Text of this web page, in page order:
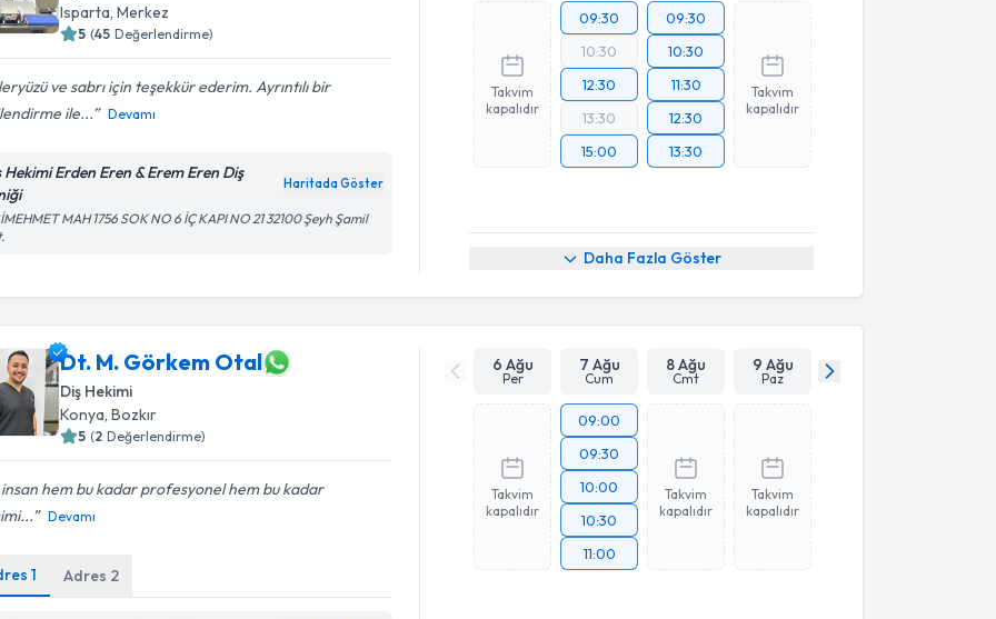
Isparta, Merkez
5 (45 Değerlendirme)
ve sabrı için teşekkür ederim. Ayrıntılı bir
ile...
Devamı
Hekimi Erden Eren & Erem Eren Diş
Haritada Göster
MAH 1756 SOK NO 6 İÇ KAPI NO 21 32100 Şeyh Şamil
Takvim
kapalıdır
09:30
10:30
12:30
13:30
15:00
09:30
10:30
11:30
12:30
13:30
Takvim
kapalıdır
Daha Fazla Göster
Dt. M. Görkem Otal
Diş Hekimi
Konya , Bozkır
5 (2 Değerlendirme)
hem bu kadar profesyonel hem bu kadar
Devamı
1 Adres 2
6 Ağu
Per
7 Ağu
Cum
8 Ağu
Cmt
9 Ağu
Paz
Takvim
kapalıdır
09:00
09:30
10:00
10:30
11:00
Takvim
kapalıdır
Takvim
kapalıdır